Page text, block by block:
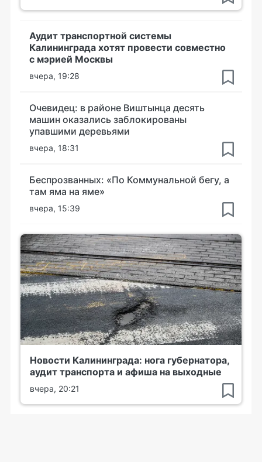
Аудит транспортной системы
Калининграда хотят провести совместно
с мэрией Москвы
вчера, 19:28
Очевидец: в районе Виштынца десять
машин оказались заблокированы
упавшими деревьями
вчера, 18:31
Беспрозванных: «По Коммунальной бегу, а
там яма на яме»
вчера, 15:39
Новости Калининграда: нога губернатора,
аудит транспорта и афиша на выходные
вчера, 20:21